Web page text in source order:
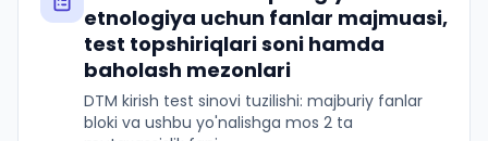
etnologiya uchun fanlar majmuasi,
test topshiriqlari soni hamda
baholash mezonlari
DTM kirish test sinovi tuzilishi: majburiy fanlar
bloki va ushbu yo'nalishga mos 2 ta